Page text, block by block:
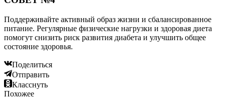
Поддерживайте активный образ жизни и сбалансированное
питание. Регулярные физические нагрузки и здоровая диета
помогут снизить риск развития диабета и улучшить общее
состояние здоровья.
Поделиться
Отправить
Класснуть
Похожее